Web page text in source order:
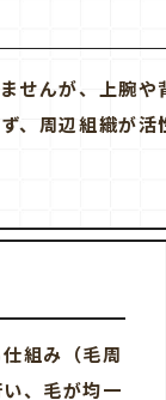
せんが、上腕や
、周辺組織が活
組み（毛周
、毛が均一